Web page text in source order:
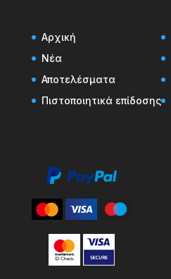
Αρχική
Νέα
Αποτελέσματα
Πιστοποιητικά επίδοσης